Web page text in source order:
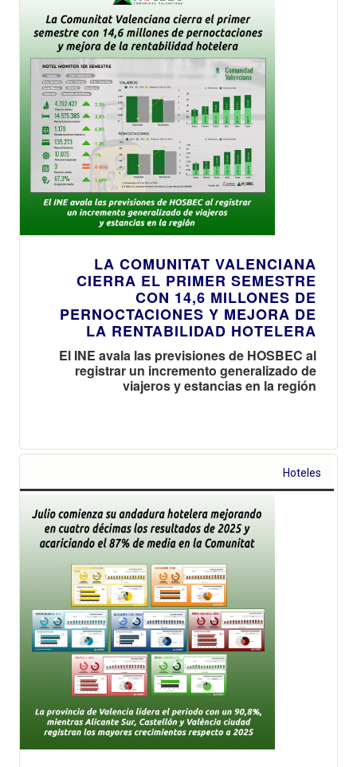
LA COMUNITAT VALENCIANA
CIERRA EL PRIMER SEMESTRE
CON 14,6 MILLONES DE
PERNOCTACIONES Y MEJORA DE
LA RENTABILIDAD HOTELERA
El INE avala las previsiones de HOSBEC al
registrar un incremento generalizado de
viajeros y estancias en la región
Hoteles